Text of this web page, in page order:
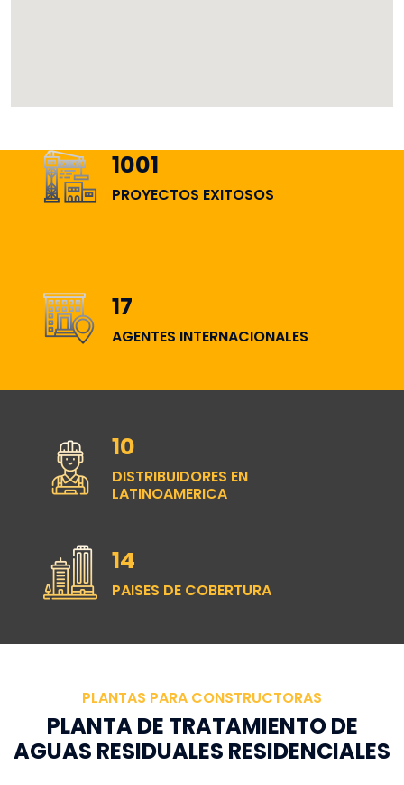
1450
PROYECTOS EXITOSOS
25
AGENTES INTERNACIONALES
15
DISTRIBUIDORES EN
LATINOAMERICA
20
PAISES DE COBERTURA
PLANTAS PARA CONSTRUCTORAS
PLANTA DE TRATAMIENTO DE
AGUAS RESIDUALES RESIDENCIALES